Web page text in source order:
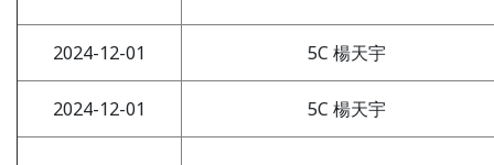
2024-12-01 5C 楊天宇
2024-12-01 5C 楊天宇